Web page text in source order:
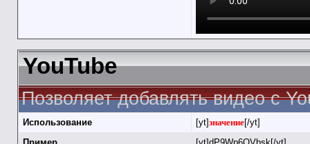
YouTube
Позволяет добавлять видео с
Использование [yt]значение[/yt]